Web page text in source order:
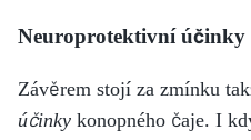
Neuroprotektivní účinky
Závěrem stojí za zmínku
účinky konopného čaje. I